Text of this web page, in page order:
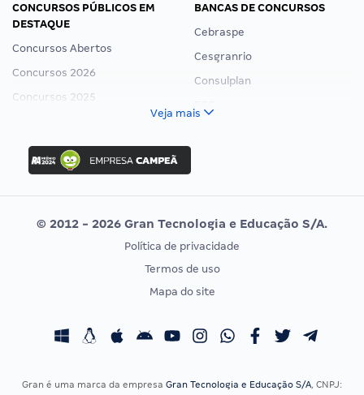
CONCURSOS PÚBLICOS EM
DESTAQUE
Concursos Abertos
Concursos 2026
Concursos 2025
Concurso Nacional Unificado
Concurso Ibama
Concurso MPU
Editais publicados
BANCAS DE CONCURSOS
Cebraspe
Cesgranrio
Consulplan
Vunesp
CONCURSOS POR PROFISSÃO
Concursos Fiscais
EXAME DE ORDEM
Calendário OAB
Veja mais
© 2012 - 2026 Gran Tecnologia e Educação S/A.
Política de privacidade
Termos de uso
Mapa do site
Gran é uma marca da empresa Gran Tecnologia e Educação S/A, CNPJ: